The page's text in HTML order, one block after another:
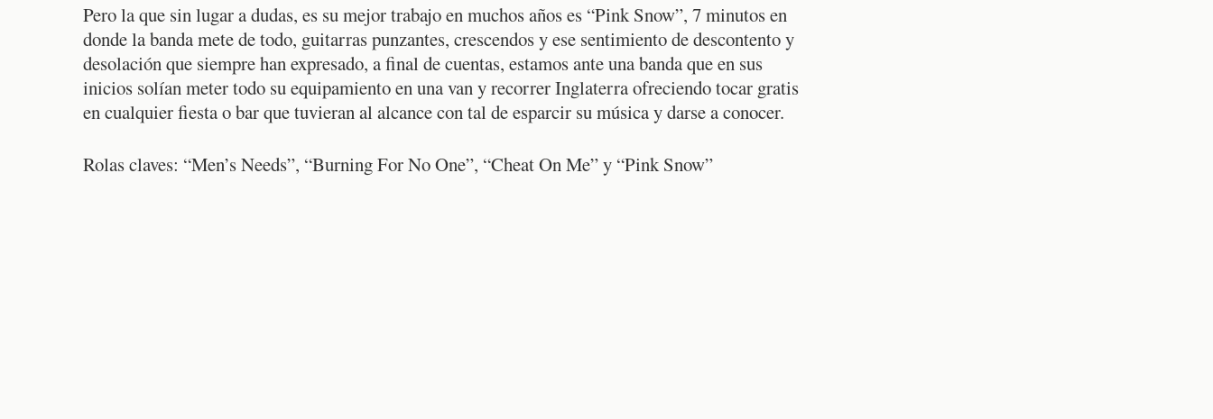
Pero la que sin lugar a dudas, es su mejor trabajo en muchos años es “Pink Snow”, 7 minutos en
donde la banda mete de todo, guitarras punzantes, crescendos y ese sentimiento de descontento y
desolación que siempre han expresado, a final de cuentas, estamos ante una banda que en sus
inicios solían meter todo su equipamiento en una van y recorrer Inglaterra ofreciendo tocar gratis
en cualquier fiesta o bar que tuvieran al alcance con tal de esparcir su música y darse a conocer.
Rolas claves: “Men’s Needs”, “Burning For No One”, “Cheat On Me” y “Pink Snow”